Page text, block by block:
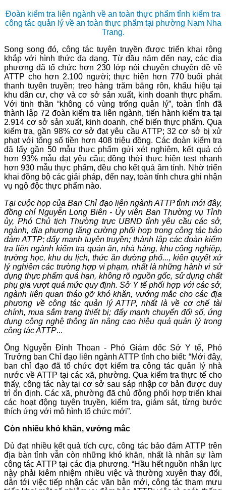
Đoàn kiểm tra liên ngành về an toàn thực phẩm tỉnh kiểm tra
công tác quản lý về an toàn thực phẩm tại phường Nam Nha
Trang.
Song song đó, công tác tuyên truyền được triển khai rộng
khắp với hình thức đa dạng. Từ đầu năm đến nay, các địa
phương đã tổ chức hơn 230 lớp nói chuyện chuyên đề về
ATTP cho hơn 2.100 người; thực hiện hơn 770 buổi phát
thanh tuyên truyền; treo hàng trăm băng rôn, khẩu hiệu tại
khu dân cư, chợ và cơ sở sản xuất, kinh doanh thực phẩm.
Với tinh thần “không có vùng trống quản lý”, toàn tỉnh đã
thành lập 72 đoàn kiểm tra liên ngành, tiến hành kiểm tra tại
2.914 cơ sở sản xuất, kinh doanh, chế biến thực phẩm. Qua
kiểm tra, gần 98% cơ sở đạt yêu cầu ATTP; 32 cơ sở bị xử
phạt với tổng số tiền hơn 408 triệu đồng. Các đoàn kiểm tra
đã lấy gần 50 mẫu thực phẩm gửi xét nghiệm, kết quả có
hơn 93% mẫu đạt yêu cầu; đồng thời thực hiện test nhanh
hơn 930 mẫu thực phẩm, đều cho kết quả âm tính. Nhờ triển
khai đồng bộ các giải pháp, đến nay, toàn tỉnh chưa ghi nhận
vụ ngộ độc thực phẩm nào.
Tại cuộc họp của Ban Chỉ đạo liên ngành ATTP tỉnh mới đây,
đồng chí Nguyễn Long Biên - Ủy viên Ban Thường vụ Tỉnh
ủy, Phó Chủ tịch Thường trực UBND tỉnh yêu cầu các sở,
ngành, địa phương tăng cường phối hợp trong công tác bảo
đảm ATTP; đẩy mạnh tuyên truyền; thành lập các đoàn kiểm
tra liên ngành kiểm tra quán ăn, nhà hàng, khu công nghiệp,
trường học, khu du lịch, thức ăn đường phố..., kiên quyết xử
lý nghiêm các trường hợp vi phạm, nhất là những hành vi sử
dụng thực phẩm quá hạn, không rõ nguồn gốc, sử dụng chất
phụ gia vượt quá mức quy định. Sở Y tế phối hợp với các sở,
ngành liên quan tháo gỡ khó khăn, vướng mắc cho các địa
phương về công tác quản lý ATTP, nhất là về cơ chế tài
chính, mua sắm trang thiết bị; đẩy mạnh chuyển đổi số, ứng
dụng công nghệ thông tin nâng cao hiệu quả quản lý trong
công tác ATTP...
Ông Nguyễn Đình Thoan - Phó Giám đốc Sở Y tế, Phó
Trưởng ban Chỉ đạo liên ngành ATTP tỉnh cho biết: “Mới đây,
ban chỉ đạo đã tổ chức đợt kiểm tra công tác quản lý nhà
nước về ATTP tại các xã, phường. Qua kiểm tra thực tế cho
thấy, công tác này tại cơ sở sau sáp nhập cơ bản được duy
trì ổn định. Các xã, phường đã chủ động phối hợp triển khai
các hoạt động tuyên truyền, kiểm tra, giám sát, từng bước
thích ứng với mô hình tổ chức mới”.
Còn nhiều khó khăn, vướng mắc
Dù đạt nhiều kết quả tích cực, công tác bảo đảm ATTP trên
địa bàn tỉnh vẫn còn những khó khăn, nhất là nhân sự làm
công tác ATTP tại các địa phương. “Hầu hết nguồn nhân lực
này phải kiêm nhiệm nhiều việc và thường xuyên thay đổi,
dẫn tới việc tiếp nhận các văn bản mới, công tác tham mưu